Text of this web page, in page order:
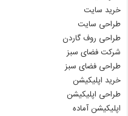
خرید سایت
طراحی سایت
طراحی روف گاردن
شرکت فضای سبز
طراحی فضای سبز
خرید اپلیکیشن
طراحی اپلیکیشن
اپلیکیشن آماده